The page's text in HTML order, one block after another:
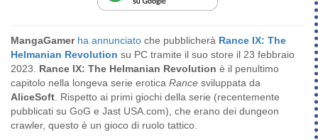
MangaGamer ha annunciato che pubblicherà Rance IX: The
Helmanian Revolution su PC tramite il suo store il 23 febbraio
2023. Rance IX: The Helmanian Revolution è il penultimo
capitolo nella longeva serie erotica Rance sviluppata da
AliceSoft. Rispetto ai primi giochi della serie (recentemente
pubblicati su GoG e Jast USA.com), che erano dei dungeon
crawler, questo è un gioco di ruolo tattico.